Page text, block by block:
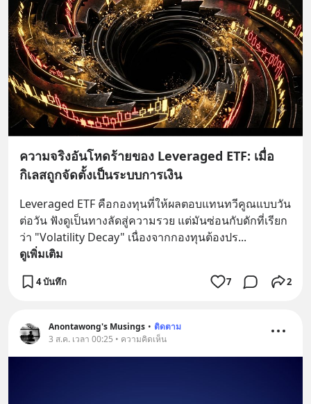
ความจริงอันโหดร้ายของ Leveraged ETF: เมื่อ
กิเลสถูกจัดตั้งเป็นระบบการเงิน
Leveraged ETF คือกองทุนที่ให้ผลตอบแทนทวีคูณแบบวัน
ต่อวัน ฟังดูเป็นทางลัดสู่ความรวย แต่มันซ่อนกับดักที่เรียก
ว่า "Volatility Decay" เนื่องจากกองทุนต้องปร...
ดูเพิ่มเติม
4 บันทึก 7 2
Anontawong's Musings • ติดตาม
3 ส.ค. เวลา 00:25 • ความคิดเห็น